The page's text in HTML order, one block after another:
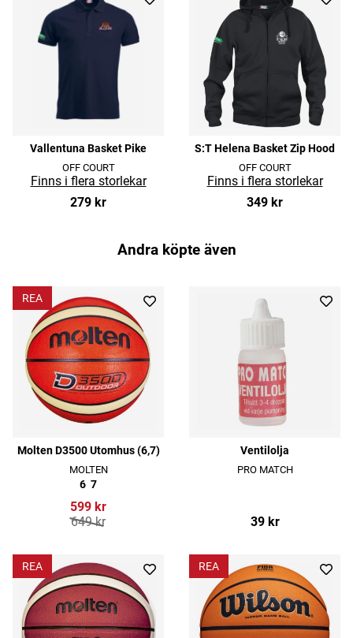
Vallentuna Basket Pike
OFF COURT
279 kr
S:T Helena Basket Zip Hood
OFF COURT
349 kr
Andra köpte även
REA
Molten D3500 Utomhus (6,7)
MOLTEN
6 7
599 kr
649 kr
Ventilolja
PRO MATCH
39 kr
REA REA